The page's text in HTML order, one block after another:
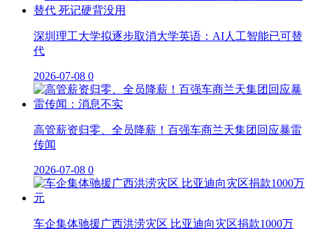
深圳理工大学拟逐步取消大学英语：AI人工智能已可替
代
2026-07-08 0
高管薪资归零、全员降薪！百强车商兰天集团回应暴雷
传闻
2026-07-08 0
车企集体驰援广西洪涝灾区 比亚迪向灾区捐款1000万